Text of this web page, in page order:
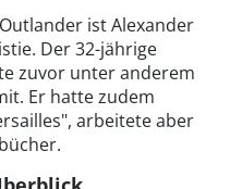
ist Alexander
Der 32-jährige
zuvor unter anderem
Er hatte zudem
arbeitete aber